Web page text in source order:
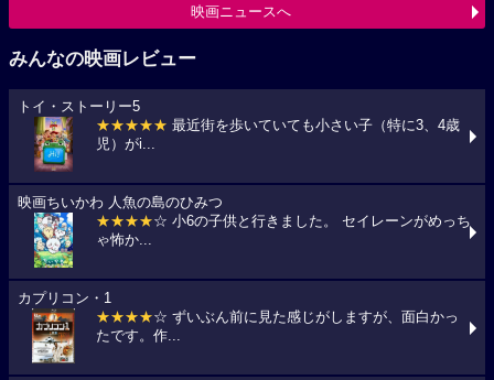
映画ニュースへ
みんなの映画レビュー
トイ・ストーリー5
★★★★★ 最近街を歩いていても小さい子（特に3、4歳
児）がi...
映画ちいかわ 人魚の島のひみつ
★★★★☆ 小6の子供と行きました。 セイレーンがめっち
ゃ怖か...
カプリコン・1
★★★★☆ ずいぶん前に見た感じがしますが、面白かっ
たです。作...